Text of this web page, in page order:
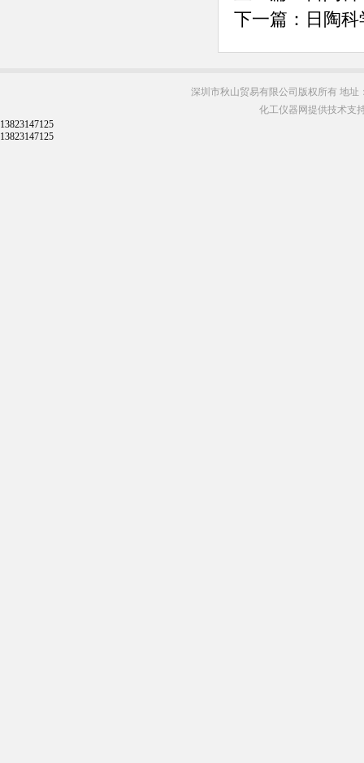
下一篇： 日陶
深圳市秋山贸易有限公司版权所有 地址
化工仪器网提供技术支
13823147125
13823147125